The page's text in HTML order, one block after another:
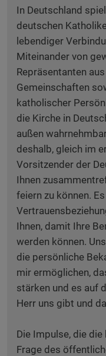
In Deutschland
deutschen
lebendiger
Miteinander von
Repräsentanten
Gemeinschaften
katholischer
die Kirche in
außen
deshalb, gleich im
Vorsitzender der
Ihnen
feiern zu können.
Ihnen, damit Ihre
werden können.
die persönliche
mir ermöglichen,
stärken und es auf
Herr uns gibt und
Die Impulse, die
Frage des